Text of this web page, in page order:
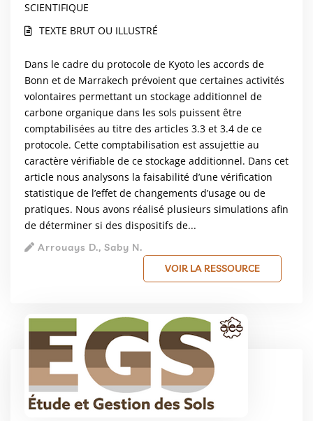
SCIENTIFIQUE
TEXTE BRUT OU ILLUSTRÉ
Dans le cadre du protocole de Kyoto les accords de
Bonn et de Marrakech prévoient que certaines activités
volontaires permettant un stockage additionnel de
carbone organique dans les sols puissent être
comptabilisées au titre des articles 3.3 et 3.4 de ce
protocole. Cette comptabilisation est assujettie au
caractère vérifiable de ce stockage additionnel. Dans cet
article nous analysons la faisabilité d’une vérification
statistique de l’effet de changements d’usage ou de
pratiques. Nous avons réalisé plusieurs simulations afin
de déterminer si des dispositifs de...
Arrouays D., Saby N.
VOIR LA RESSOURCE